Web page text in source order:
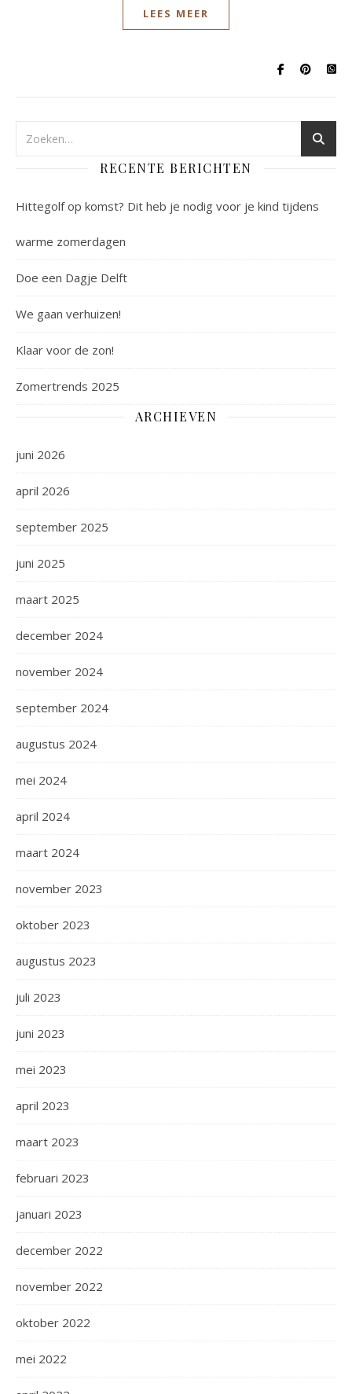
LEES MEER
RECENTE BERICHTEN
Hittegolf op komst? Dit heb je nodig voor je kind tijdens
warme zomerdagen
Doe een Dagje Delft
We gaan verhuizen!
Klaar voor de zon!
Zomertrends 2025
ARCHIEVEN
juni 2026
april 2026
september 2025
juni 2025
maart 2025
december 2024
november 2024
september 2024
augustus 2024
mei 2024
april 2024
maart 2024
november 2023
oktober 2023
augustus 2023
juli 2023
juni 2023
mei 2023
april 2023
maart 2023
februari 2023
januari 2023
december 2022
november 2022
oktober 2022
mei 2022